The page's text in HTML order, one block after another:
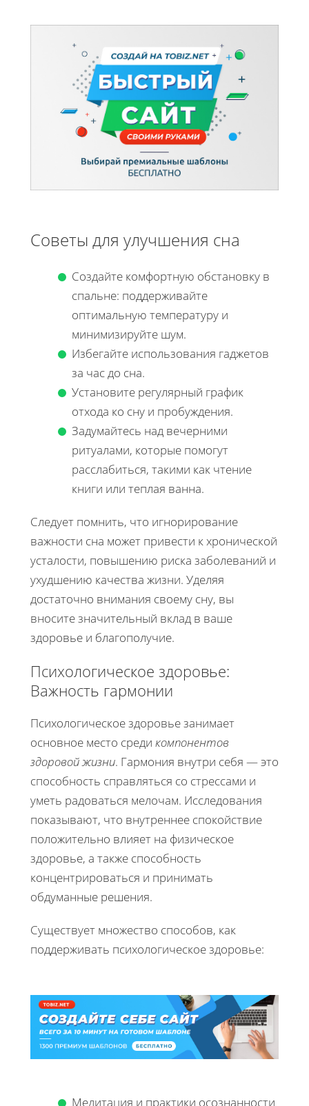
Советы для улучшения сна
Создайте комфортную обстановку в
спальне: поддерживайте
оптимальную температуру и
минимизируйте шум.
Избегайте использования гаджетов
за час до сна.
Установите регулярный график
отхода ко сну и пробуждения.
Задумайтесь над вечерними
ритуалами, которые помогут
расслабиться, такими как чтение
книги или теплая ванна.
Следует помнить, что игнорирование
важности сна может привести к хронической
усталости, повышению риска заболеваний и
ухудшению качества жизни. Уделяя
достаточно внимания своему сну, вы
вносите значительный вклад в ваше
здоровье и благополучие.
Психологическое здоровье:
Важность гармонии
Психологическое здоровье занимает
основное место среди компонентов
здоровой жизни. Гармония внутри себя — это
способность справляться со стрессами и
уметь радоваться мелочам. Исследования
показывают, что внутреннее спокойствие
положительно влияет на физическое
здоровье, а также способность
концентрироваться и принимать
обдуманные решения.
Существует множество способов, как
поддерживать психологическое здоровье:
Медитация и практики осознанности